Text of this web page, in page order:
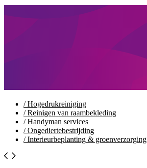
/Hogedrukreiniging
/Reinigen van raambekleding
/Handyman services
/Ongediertebestrijding
/Interieurbeplanting & groenverzorging